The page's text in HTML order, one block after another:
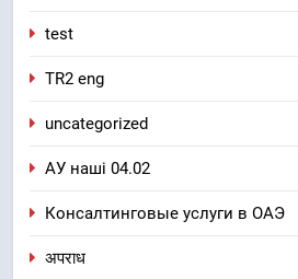
test
TR2 eng
uncategorized
АУ наші 04.02
Консалтинговые услуги в ОАЭ
अपराध